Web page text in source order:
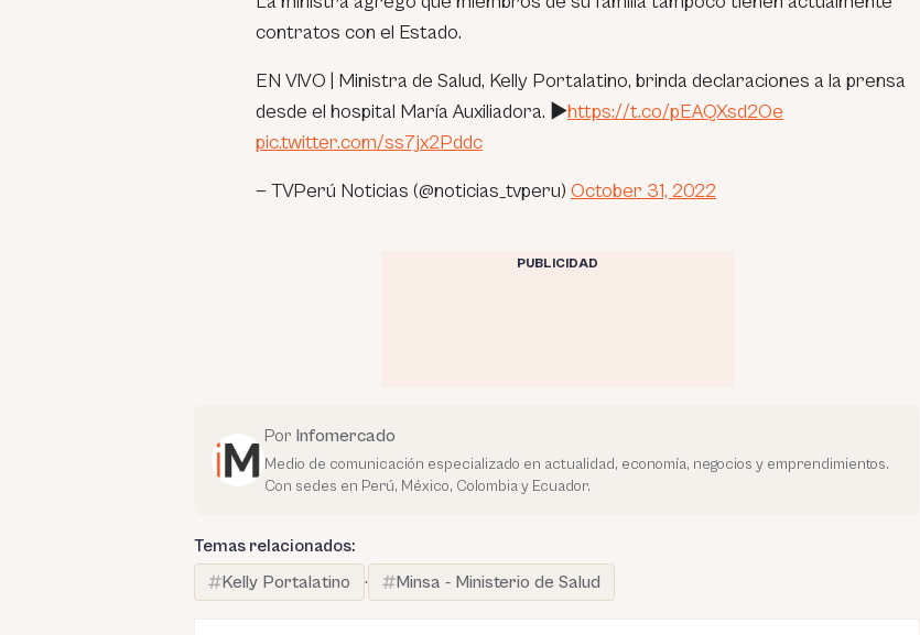
contratos con el Estado.
EN VIVO | Ministra de Salud, Kelly Portalatino, brinda declaraciones a la prensa
desde el hospital María Auxiliadora. ►https://t.co/pEAQXsd2Oe
pic.twitter.com/ss7jx2Pddc
— TVPerú Noticias (@noticias_tvperu) October 31, 2022
PUBLICIDAD
Por Infomercado
Medio de comunicación especializado en actualidad, economía, negocios y emprendimientos.
Con sedes en Perú, México, Colombia y Ecuador.
Temas relacionados:
Kelly Portalatino
· Minsa - Ministerio de Salud